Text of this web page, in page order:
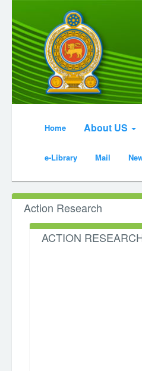
Home About US
e-Library Mail
Action Research
ACTION